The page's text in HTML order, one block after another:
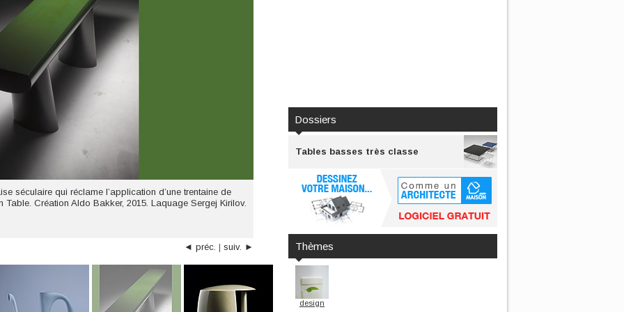
séculaire qui réclame l’application d’une trentaine de
Création Aldo Bakker, 2015. Laquage Sergej Kirilov.
◄ préc. | suiv. ►
Dossiers
Tables basses très classe
Thèmes
design